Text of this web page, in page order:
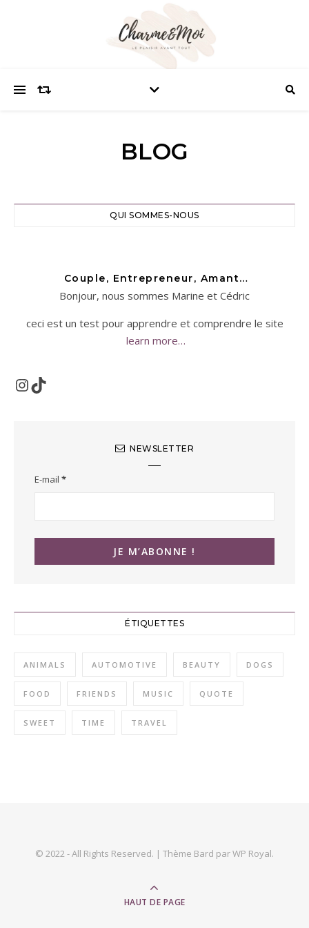
BLOG
QUI SOMMES-NOUS
Couple, Entrepreneur, Amant…
Bonjour, nous sommes Marine et Cédric
ceci est un test pour apprendre et comprendre le site
learn more…
Instagram
TikTok
NEWSLETTER
E-mail *
ÉTIQUETTES
ANIMALS AUTOMOTIVE BEAUTY DOGS
FOOD FRIENDS MUSIC QUOTE
SWEET TIME TRAVEL
© 2022 - All Rights Reserved. | Thème Bard parWP Royal.
HAUT DE PAGE